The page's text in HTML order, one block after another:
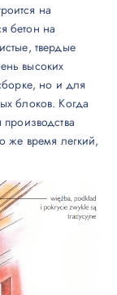
на
бетон на
твердые
высоких
но и для
блоков. Когда
же время легкий,